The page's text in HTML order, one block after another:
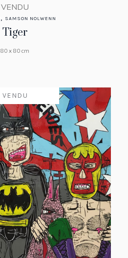
VENDU
, SAMSON NOLWENN
Tiger
80 x 80 cm
VENDU